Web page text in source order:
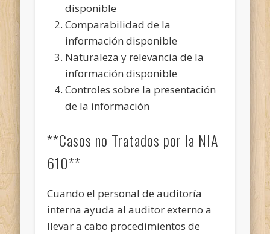
disponible
Comparabilidad de la
información disponible
Naturaleza y relevancia de la
información disponible
Controles sobre la presentación
de la información
**Casos no Tratados por la NIA
610**
Cuando el personal de auditoría
interna ayuda al auditor externo a
llevar a cabo procedimientos de